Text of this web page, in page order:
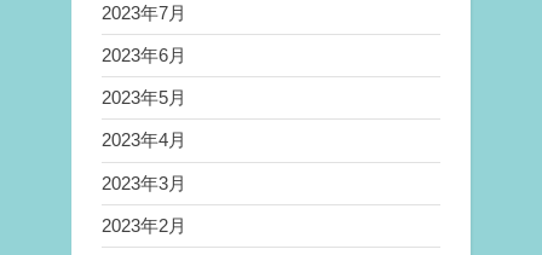
2023年7月
2023年6月
2023年5月
2023年4月
2023年3月
2023年2月